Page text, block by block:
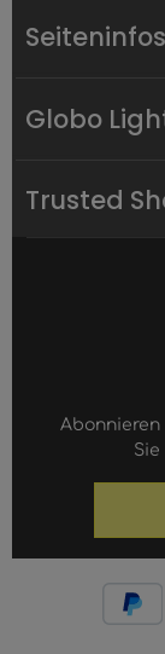
Seiteninfos
Globo
Trusted